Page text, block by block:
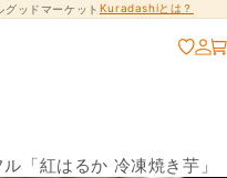
ッドマーケット Kuradashiとは？
「紅はるか 冷凍焼き芋」